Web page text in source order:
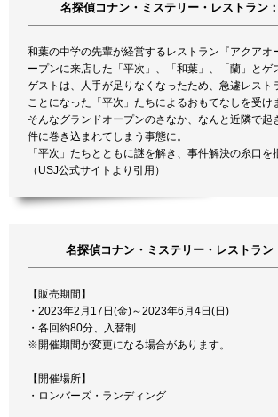
名探偵コナン・ミステリー・レストラン
和葉の中学の先輩が経営するレストラン『アクアオ
ープンに来店した「平次」、「和葉」、「蘭」とゲ
ゲストは、人手が足りなくなったため、急遽レスト
ことになった「平次」たちによるおもてなしを受け
そんなグランドオープンのさなか、なんと近隣で起
件に巻き込まれてしまう事態に。
「平次」たちとともに謎を解き、事件解決の糸口を
（USJ公式サイトより引用）
名探偵コナン・ミステリー・レストラン
【販売期間】
・2023年2月17日(金)～2023年6月4日(日)
・各回約80分、入替制
※開催期間が変更になる場合があります。
【開催場所】
・ロンバーズ・ランディング